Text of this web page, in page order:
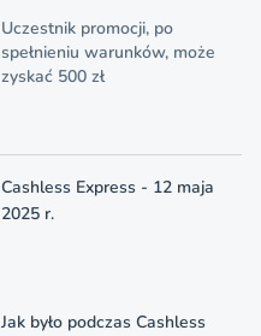
Uczestnik promocji, po
spełnieniu warunków, może
zyskać 500 zł
Cashless Express - 12 maja
2025 r.
Jak było podczas Cashless